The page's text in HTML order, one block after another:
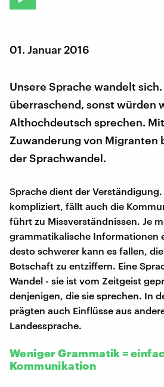
01. Januar 2016
Unsere Sprache wandelt
überraschend, sonst würden
Althochdeutsch sprechen.
Zuwanderung von Migranten
der Sprachwandel.
Sprache dient der Verständigung.
kompliziert, fällt auch die
führt zu Missverständnissen. Je
grammatikalische Informationen
desto schwerer kann es fallen,
Botschaft zu entziffern. Eine
Wandel - sie ist vom Zeitgeist
denjenigen, die sie sprechen. In
prägten auch Einflüsse aus
Landessprache.
Weniger Grammatik =
Kommunikation